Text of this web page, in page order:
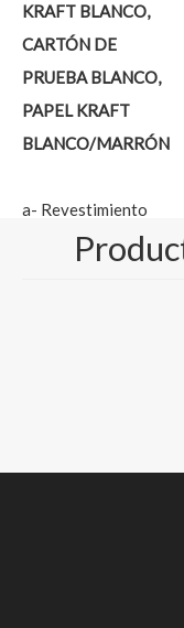
KRAFT BLANCO,
CARTÓN DE
PRUEBA BLANCO,
PAPEL KRAFT
BLANCO/MARRÓN
a- Revestimiento
kraft de alta
prueba ---